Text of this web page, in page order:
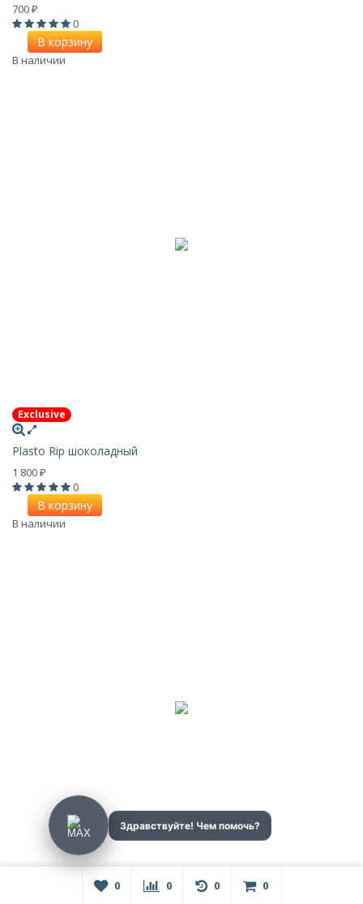
700 ₽
0
В корзину
В наличии
Exclusive
Plasto Rip шоколадный
1 800 ₽
0
В корзину
В наличии
0 0 0 0